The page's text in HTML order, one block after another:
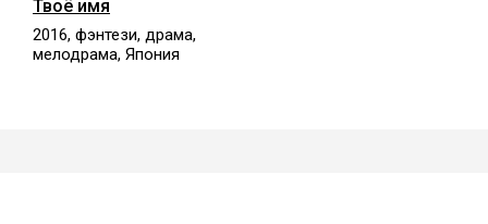
Твоё имя
2016, фэнтези, драма,
мелодрама, Япония